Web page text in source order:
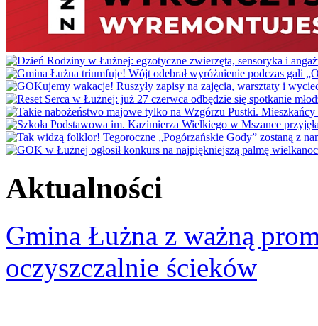
Aktualności
Gmina Łużna z ważną
oczyszczalnie ścieków